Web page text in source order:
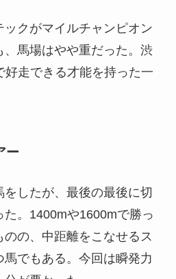
クがマイルチャンピオン
、馬場はやや重だった。渋
好走できる才能を持った一
ー
したが、最後の最後に切
。1400mや1600mで勝っ
の、中距離をこなせるス
でもある。今回は瞬発力